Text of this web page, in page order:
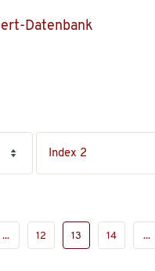
Datenbank
... 12 13 14 ...